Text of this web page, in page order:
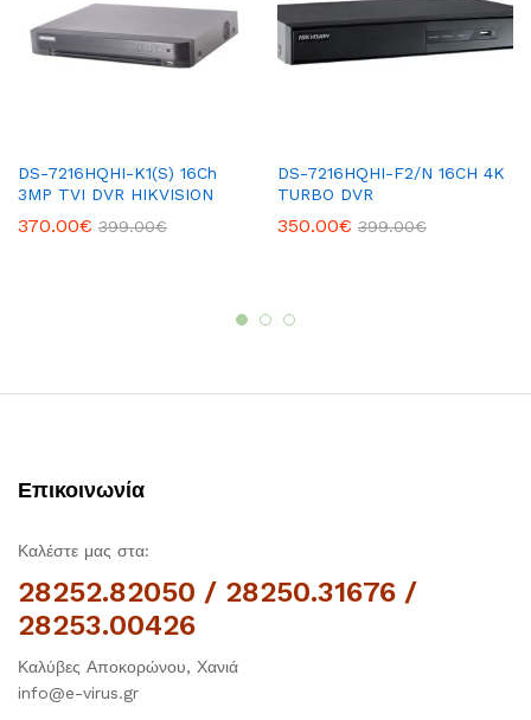
DS-7216HQHI-K1(S) 16Ch
3MP TVI DVR HIKVISION
370.00€ 399.00€
DS-7216HQHI-F2/N 16CH 4K
TURBO DVR
350.00€ 399.00€
Επικοινωνία
Καλέστε μας στα:
28252.82050 / 28250.31676 /
28253.00426
Καλύβες Αποκορώνου, Χανιά
info@e-virus.gr